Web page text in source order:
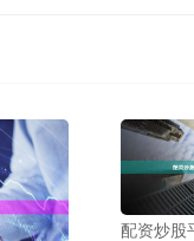
配资炒股